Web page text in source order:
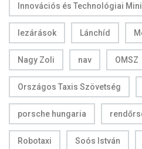
Innovációs és Technológiai
lezárások Lánchíd
Nagy Zoli nav OMSZ
Országos Taxis Szövetség
porsche hungaria
Robotaxi Soós István